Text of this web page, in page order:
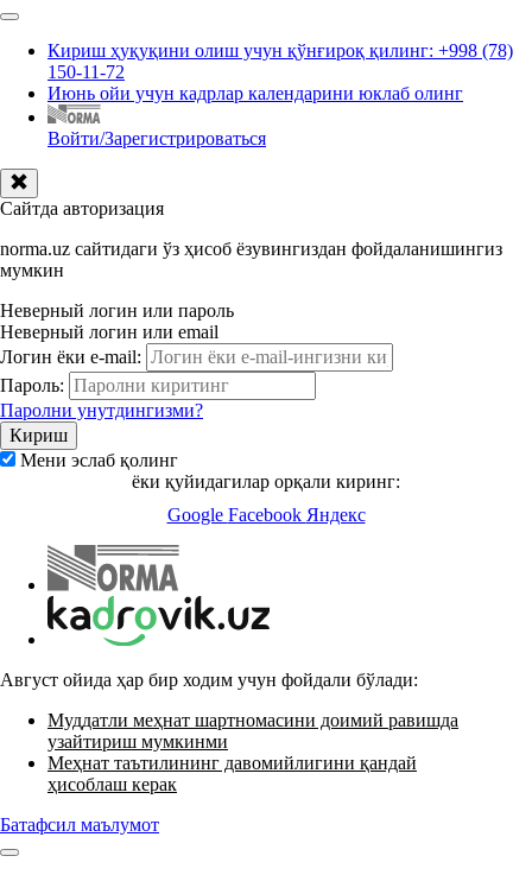
Кириш ҳуқуқини олиш учун қўнғироқ қилинг: +998 (78)
150-11-72
Июнь ойи учун кадрлар календарини юклаб олинг
Войти/Зарегистрироваться
Сайтда авторизация
norma.uz сайтидаги ўз ҳисоб ёзувингиздан фойдаланишингиз
мумкин
Неверный логин или пароль
Неверный логин или email
Логин ёки e-mail:
Пароль:
Паролни унутдингизми?
Мени эслаб қолинг
ёки қуйидагилар орқали киринг:
Google Facebook Яндекс
Август ойида ҳар бир ходим учун фойдали бўлади:
Муддатли меҳнат шартномасини доимий равишда
узайтириш мумкинми
Меҳнат таътилининг давомийлигини қандай
ҳисоблаш керак
Батафсил маълумот